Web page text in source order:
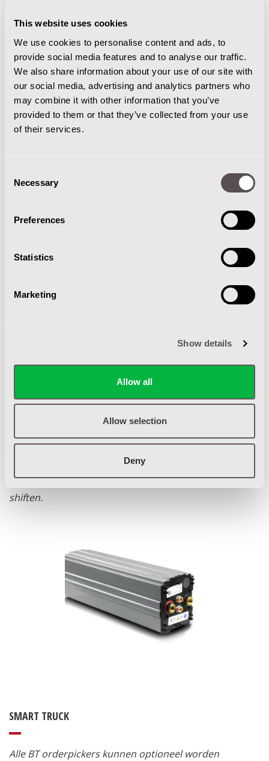
This website uses cookies
We use cookies to personalise content and ads, to
provide social media features and to analyse our traffic.
We also share information about your use of our site with
our social media, advertising and analytics partners who
may combine it with other information that you’ve
provided to them or that they’ve collected from your use
of their services.
Selection
Necessary
Preferences
Statistics
Marketing
Show details
Allow all
Allow selection
Deny
Alle parameters kunnen op voorkeuren per bestuurder
worden ingesteld, zoals verstelling, stuurgevoeligheid,
Alle BT orderpickers zijn leverbaar met onze nieuwe
innovatieve lithium-ion accu's, ideaal voor meerdere
shiften.
SMART TRUCK
Alle BT orderpickers kunnen optioneel worden